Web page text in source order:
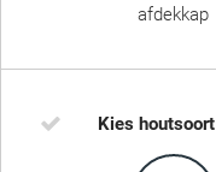
afdekkap
Kies houtsoort